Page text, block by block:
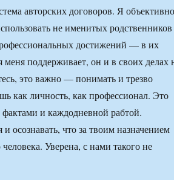
авторских договоров. Я объективно
не именитых
достижений — в их
меня поддерживает, он и в своих делах
это важно — понимать и трезво
как личность, как профессионал. Это
и каждодневной рабтой.
осознавать, что за твоим назначением
Уверена, с нами такого не